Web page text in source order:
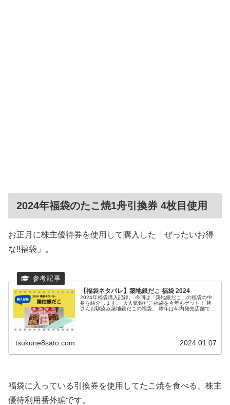
2024年福袋のたこ焼1舟引換券 4枚目使用
お正月に株主優待券を使用して購入した「ぜったいお得
な‼福袋」。
【福袋ネタバレ】築地銀だこ 福袋 2024
2024年福袋購入記録。 今回は「築地銀だこ」の福袋の中
身を紹介します。 大人気銀だこ福袋を今年もゲット！ 皆
さんお馴染み築地銀だこの福袋。 昨年は年内発売店舗で上
tsukune8sato.com 2024.01.07
福袋に入っている引換券を使用してたこ焼を食べる、株主
優待利用番外編です。